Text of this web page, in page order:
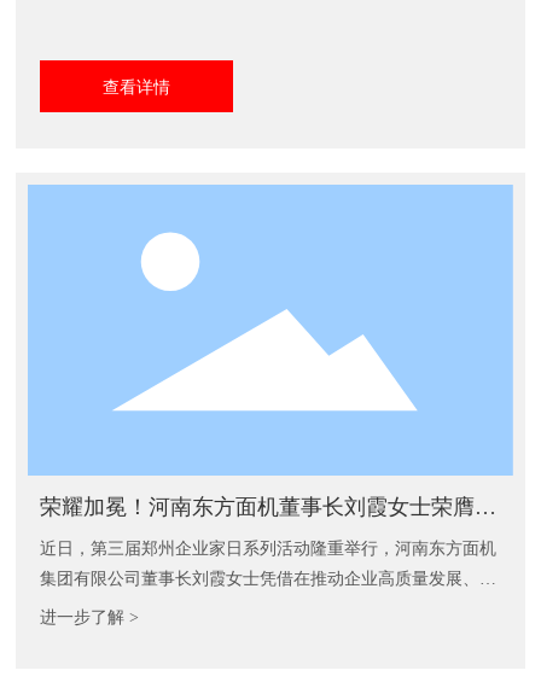
维度、深层次交流，共同探讨高质量发展实践方案，为促进产
查看详情
荣耀加冕！河南东方面机董事长刘霞女士荣膺郑
州市推进经济社会高质量发展先进个人
近日，第三届郑州企业家日系列活动隆重举行，河南东方面机
集团有限公司董事长刘霞女士凭借在推动企业高质量发展、助
力地方经济建设中的突出贡献，成功入选“郑州市推进经济社
进一步了解 >